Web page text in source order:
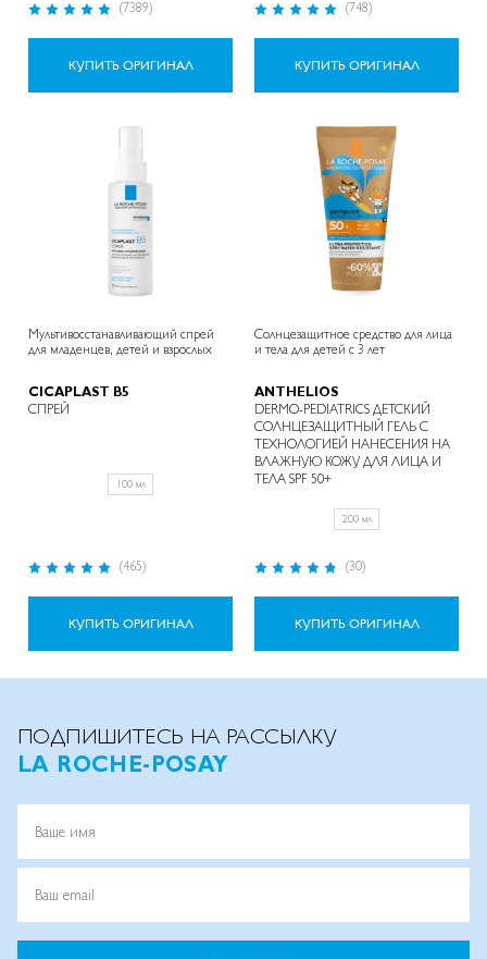
Рейтинг:
(7389)
КУПИТЬ ОРИГИНАЛ
Рейтинг:
(748)
КУПИТЬ ОРИГИНАЛ
Мультивосстанавливающий спрей
для младенцев, детей и взрослых
CICAPLAST B5
СПРЕЙ
100 мл
Рейтинг:
(465)
КУПИТЬ ОРИГИНАЛ
Солнцезащитное средство для лица
и тела для детей с 3 лет
ANTHELIOS
DERMO-PEDIATRICS ДЕТСКИЙ
СОЛНЦЕЗАЩИТНЫЙ ГЕЛЬ С
ТЕХНОЛОГИЕЙ НАНЕСЕНИЯ НА
ВЛАЖНУЮ КОЖУ ДЛЯ ЛИЦА И
ТЕЛА SPF 50+
200 мл
Рейтинг:
(30)
КУПИТЬ ОРИГИНАЛ
ПОДПИШИТЕСЬ НА РАССЫЛКУ
LA ROCHE-POSAY
Ваше имя
Ваш email